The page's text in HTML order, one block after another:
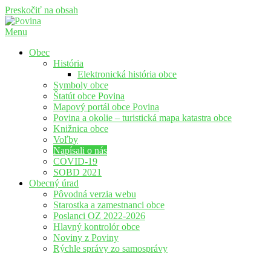
Preskočiť na obsah
Menu
Obec
História
Elektronická história obce
Symboly obce
Štatút obce Povina
Mapový portál obce Povina
Povina a okolie – turistická mapa katastra obce
Knižnica obce
Voľby
Napísali o nás
COVID-19
SOBD 2021
Obecný úrad
Pôvodná verzia webu
Starostka a zamestnanci obce
Poslanci OZ 2022-2026
Hlavný kontrolór obce
Noviny z Poviny
Rýchle správy zo samosprávy